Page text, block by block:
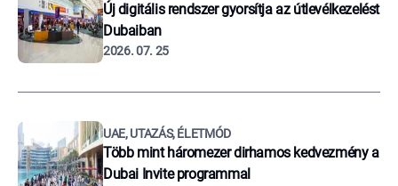
Új digitális rendszer gyorsítja az útlevélkezelést
Dubaiban
2026. 07. 25
UAE, UTAZÁS, ÉLETMÓD
Több mint háromezer dirhamos kedvezmény a
Dubai Invite programmal